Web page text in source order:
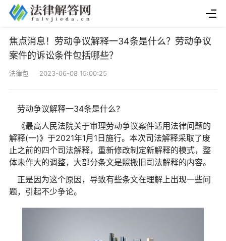
焦点消息！劳动争议解释一34条是什么？劳动争议
案件的诉讼条件包括哪些？
法律包 2023-06-08 15:00:25
劳动争议解释一34条是什么?
《最高人民法院关于审理劳动争议案件适用法律问题的
解释(一)》于2021年1月1日施行。本次司法解释采取了废
止之前的四个司法解释，重新修改制定新解释的模式，整
体未作大的调整，大部分条文是照搬旧司法解释的内容。
正是因为这个原因，导致有些条文在理解上出现一些问
题，引起不少争论。